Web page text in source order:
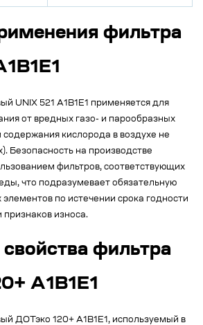
фильтра
UNIX 521 A1B1E1 применяется для
от вредных газо- и парообразных
содержания кислорода в воздухе не
Безопасность на производстве
фильтров, соответствующих
что подразумевает обязательную
по истечении срока годности
износа.
фильтра
А1B1E1
ДОТэко 120+ А1B1E1, используемый в